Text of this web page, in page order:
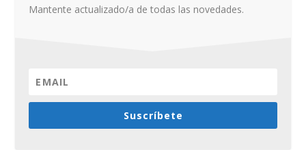
Mantente actualizado/a de todas las novedades.
Suscríbete